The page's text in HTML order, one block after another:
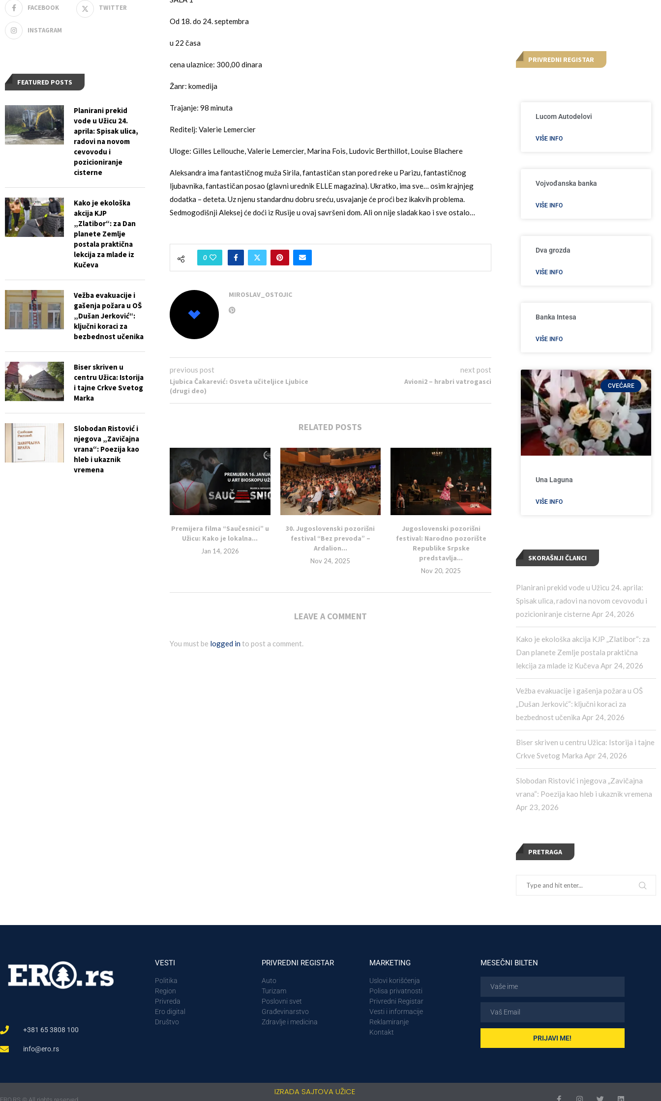
Od 18. do 24. septembra
u 22 časa
cena ulaznice: 300,00 dinara
Žanr: komedija
Trajanje: 98 minuta
Reditelj: Valerie Lemercier
Uloge: Gilles Lellouche, Valerie Lemercier, Marina Fois, Ludovic Berthillot, Louise Blachere
Aleksandra ima fantastičnog muža Sirila, fantastičan stan pored reke u Parizu, fantastičnog
ljubavnika, fantastičan posao (glavni urednik ELLE magazina). Ukratko, ima sve… osim krajnjeg
dodatka – deteta. Uz njenu standardnu dobru sreću, usvajanje će proći bez ikakvih problema.
Sedmogodišnji Aleksej će doći iz Rusije u ovaj savršeni dom. Ali on nije sladak kao i sve ostalo…
0
MIROSLAV_OSTOJIC
previous post
Ljubica Čakarević: Osveta učiteljice Ljubice
(drugi deo)
next post
Avioni2 – hrabri vatrogasci
RELATED POSTS
Premijera filma “Saučesnici” u
Užicu: Kako je lokalna...
Jan 14, 2026
30. Jugoslovenski pozorišni
festival “Bez prevoda” –
Ardalion...
Nov 24, 2025
Jugoslovenski pozorišni
festival: Narodno pozorište
Republike Srpske
predstavlja...
Nov 20, 2025
LEAVE A COMMENT
You must be logged into post a comment.
PRIVREDNI REGISTAR
Lucom Autodelovi
VIŠE INFO
Vojvođanska banka
VIŠE INFO
Dva grozda
VIŠE INFO
Banka Intesa
VIŠE INFO
CVEĆARE
Una Laguna
VIŠE INFO
SKORAŠNJI ČLANCI
Planirani prekid vode u Užicu 24. aprila:
Spisak ulica, radovi na novom cevovodu i
pozicioniranje cisterne Apr 24, 2026
Kako je ekološka akcija KJP „Zlatibor“: za
Dan planete Zemlje postala praktična
lekcija za mlade iz Kučeva Apr 24, 2026
Vežba evakuacije i gašenja požara u OŠ
„Dušan Jerković“: ključni koraci za
bezbednost učenika Apr 24, 2026
Biser skriven u centru Užica: Istorija i tajne
Crkve Svetog Marka Apr 24, 2026
Slobodan Ristović i njegova „Zavičajna
vrana“: Poezija kao hleb i ukaznik vremena
Apr 23, 2026
PRETRAGA
FACEBOOK TWITTER
INSTAGRAM
FEATURED POSTS
Planirani prekid
vode u Užicu 24.
aprila: Spisak ulica,
radovi na novom
cevovodu i
pozicioniranje
cisterne
Kako je ekološka
akcija KJP
„Zlatibor“: za Dan
planete Zemlje
postala praktična
lekcija za mlade iz
Kučeva
Vežba evakuacije i
gašenja požara u OŠ
„Dušan Jerković“:
ključni koraci za
bezbednost učenika
Biser skriven u
centru Užica: Istorija
i tajne Crkve Svetog
Marka
Slobodan Ristović i
njegova „Zavičajna
vrana“: Poezija kao
hleb i ukaznik
vremena
+381 65 3808 100
info@ero.rs
VESTI
Politika
Region
Privreda
Ero digital
Društvo
PRIVREDNI REGISTAR
Auto
Turizam
Poslovni svet
Građevinarstvo
Zdravlje i medicina
MARKETING
Uslovi korišćenja
Polisa privatnosti
Privredni Registar
Vesti i informacije
Reklamiranje
Kontakt
MESEČNI BILTEN
PRIJAVI ME!
IZRADA SAJTOVA UŽICE